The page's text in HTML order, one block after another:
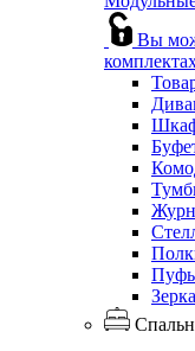
Вы